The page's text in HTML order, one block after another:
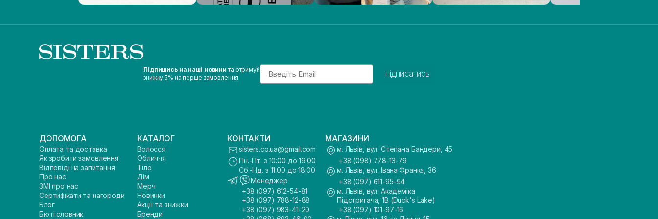
Підпишись на наші новини та отримуй
знижку 5% на перше замовлення
Email
підписатись
ДОПОМОГА
Оплата та доставка
Як зробити замовлення
Відповіді на запитання
Про нас
ЗМІ про нас
Сертифікати та нагороди
Блог
Бюті словник
КАТАЛОГ
Волосся
Обличчя
Тіло
Дім
Мерч
Новинки
Акції та знижки
Бренди
КОНТАКТИ
sisters.co.ua@gmail.com
Пн.-Пт. з 10:00 до 19:00
Сб.-Нд. з 11:00 до 18:00
Менеджер
+38 (097) 612-54-81
+38 (097) 788-12-88
+38 (097) 983-41-20
МАГАЗИНИ
м. Львів, вул. Степана Бандери, 45
+38 (098) 778-13-79
м. Львів, вул. Івана Франка, 36
+38 (097) 611-95-94
м. Львів, вул. Академіка
Підстригача, 1В (Duck's Lake)
+38 (097) 101-97-16